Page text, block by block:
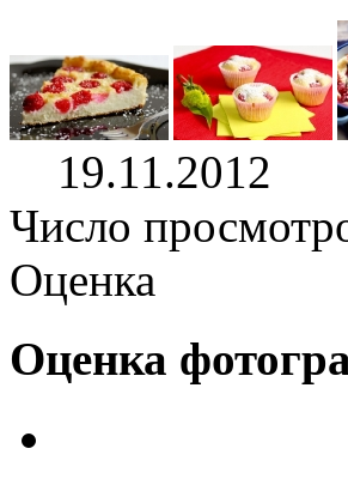
19.11.2012
Число
Оценка
Оценка